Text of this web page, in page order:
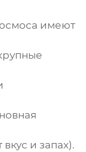
имеют
и запах).